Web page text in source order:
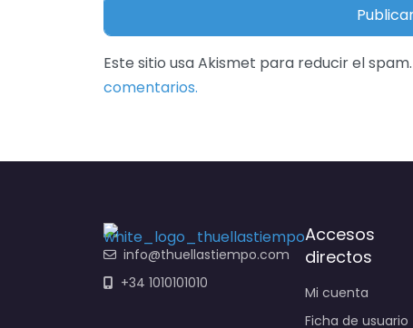
Este sitio usa Akismet para reducir el spam.
comentarios.
info@thuellastiempo.com
+34 1010101010
Accesos
directos
Mi cuenta
Ficha de usuario